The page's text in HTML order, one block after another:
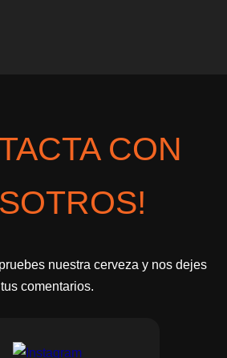
CON
nuestra cerveza y nos dejes
tus comentarios.